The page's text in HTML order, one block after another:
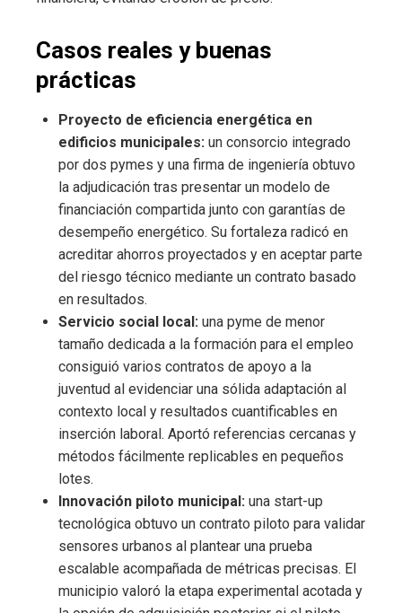
Casos reales y buenas
prácticas
Proyecto de eficiencia energética en
edificios municipales: un consorcio integrado
por dos pymes y una firma de ingeniería obtuvo
la adjudicación tras presentar un modelo de
financiación compartida junto con garantías de
desempeño energético. Su fortaleza radicó en
acreditar ahorros proyectados y en aceptar parte
del riesgo técnico mediante un contrato basado
en resultados.
Servicio social local: una pyme de menor
tamaño dedicada a la formación para el empleo
consiguió varios contratos de apoyo a la
juventud al evidenciar una sólida adaptación al
contexto local y resultados cuantificables en
inserción laboral. Aportó referencias cercanas y
métodos fácilmente replicables en pequeños
lotes.
Innovación piloto municipal: una start-up
tecnológica obtuvo un contrato piloto para validar
sensores urbanos al plantear una prueba
escalable acompañada de métricas precisas. El
municipio valoró la etapa experimental acotada y